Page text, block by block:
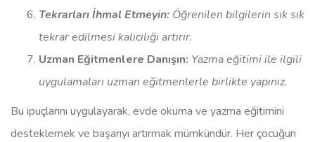
Tekrarları İhmal Etmeyin: Öğrenilen bilgilerin sık sık
tekrar edilmesi kalıcılığı artırır.
Uzman Eğitmenlere Danışın: Yazma eğitimi ile ilgili
uygulamaları uzman eğitmenlerle birlikte yapınız.
Bu ipuçlarını uygulayarak, evde okuma ve yazma eğitimini
desteklemek ve başarıyı artırmak mümkündür. Her çocuğun